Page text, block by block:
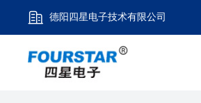
德阳四星电子技术有限公司